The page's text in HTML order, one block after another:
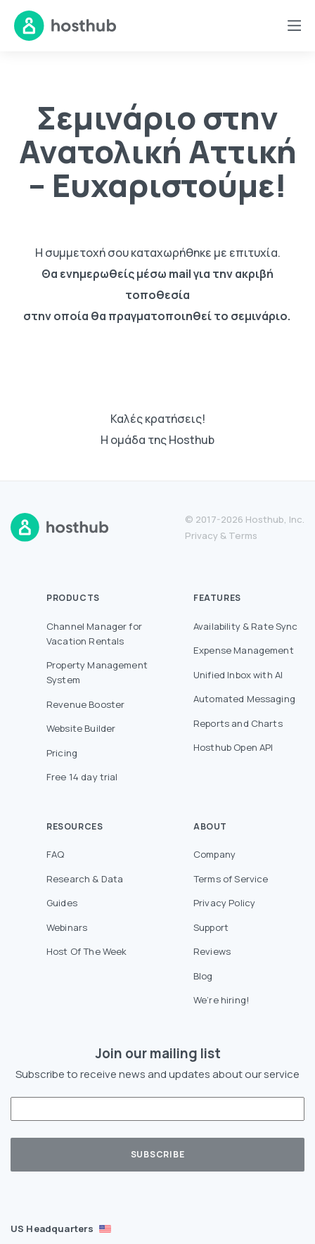
Σεμινάριo στην
Ανατολική Αττική
– Ευχαριστούμε!
Η συμμετοχή σου καταχωρήθηκε με επιτυχία.
Θα ενημερωθείς μέσω mail για την ακριβή
τοποθεσία
στην οποία θα πραγματοποιηθεί το σεμινάριο.
Καλές κρατήσεις!
H ομάδα της Hosthub
© 2017-2026 Hosthub, Inc.
Privacy & Terms
PRODUCTS
Channel Manager for
Vacation Rentals
Property Management
System
Revenue Booster
Website Builder
Pricing
Free 14 day trial
FEATURES
Availability & Rate Sync
Expense Management
Unified Inbox with AI
Automated Messaging
Reports and Charts
Hosthub Open API
RESOURCES
FAQ
Research & Data
Guides
Webinars
Host Of The Week
ABOUT
Company
Terms of Service
Privacy Policy
Support
Reviews
Blog
We’re hiring!
Join our mailing list
Subscribe to receive news and updates about our service
US Headquarters